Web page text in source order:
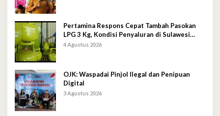
Pertamina Respons Cepat Tambah Pasokan
LPG 3 Kg, Kondisi Penyaluran di Sulawesi
Selatan Berlangsung Kondusif
4 Agustus 2026
OJK: Waspadai Pinjol Ilegal dan Penipuan
Digital
3 Agustus 2026